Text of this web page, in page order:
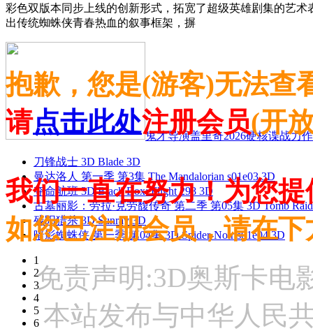
彩色双版本同步上线的创新形式，拓宽了超级英雄剧集的艺
出传统蜘蛛侠青春热血的叙事框架，摒
鬼才导演盖里奇2026硬核谍战力
刀锋战士 3D Blade 3D
曼达洛人 第一季 第3集 The Mandalorian s01e03 3D
夺命航班 3D Black Box: Flight 298 3D
古墓丽影：劳拉·克劳馥传奇 第二季 第05集 3D Tomb
残阳猎杀 3D Sunray 3D
暗影蜘蛛侠 第一季 第04集 3D Spider-Noir s01e04 3D
1
2
3
4
5
6
抱歉，您是(游客)无法查
请点击此处注册会员(开
我们一直在努力！为您
如您已注册会员，请在
免责声明:3D奥斯卡电
本站发布与中华人民